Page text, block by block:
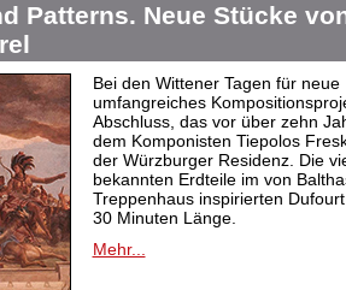
Patterns. Neue Stücke
Bei den Wittener Tagen für
umfangreiches
Abschluss, das vor über zehn
dem Komponisten Tiepolos
der Würzburger Residenz. Die
bekannten Erdteile im von
Treppenhaus inspirierten
30 Minuten Länge.
Mehr...